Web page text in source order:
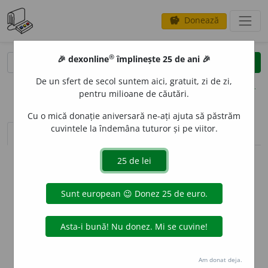
savings Donează
clear
opțiuni
sinteza definițiilor (1) definiții (10) declinări
info
Aceste definiții sunt compilate de
echipa dexonline. Definițiile
originale se află pe filadefiniții.
preferințe
🎉 dexonline® împlinește 25 de ani 🎉
De un sfert de secol suntem aici, gratuit, zi de zi,
pentru milioane de căutări.
Cu o mică donație aniversară ne-ați ajuta să păstrăm
cuvintele la îndemâna tuturor și pe viitor.
Am donat deja.